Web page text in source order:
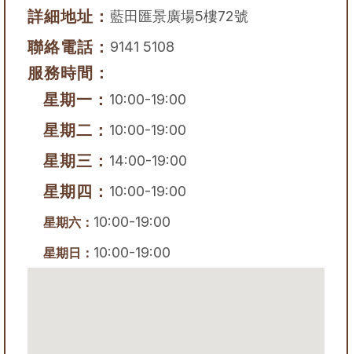
詳細地址： 藍田匯景廣場5樓72號
聯絡電話： 9141 5108
服務時間：
星期一： 10:00-19:00
星期二： 10:00-19:00
星期三： 14:00-19:00
星期四： 10:00-19:00
星期六： 10:00-19:00
星期日： 10:00-19:00